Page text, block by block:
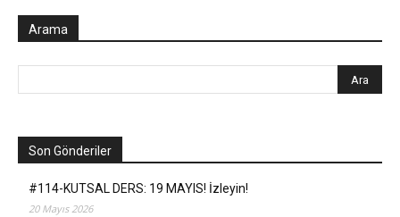
Arama
Son Gönderiler
#114-KUTSAL DERS: 19 MAYIS! İzleyin!
20 Mayıs 2026